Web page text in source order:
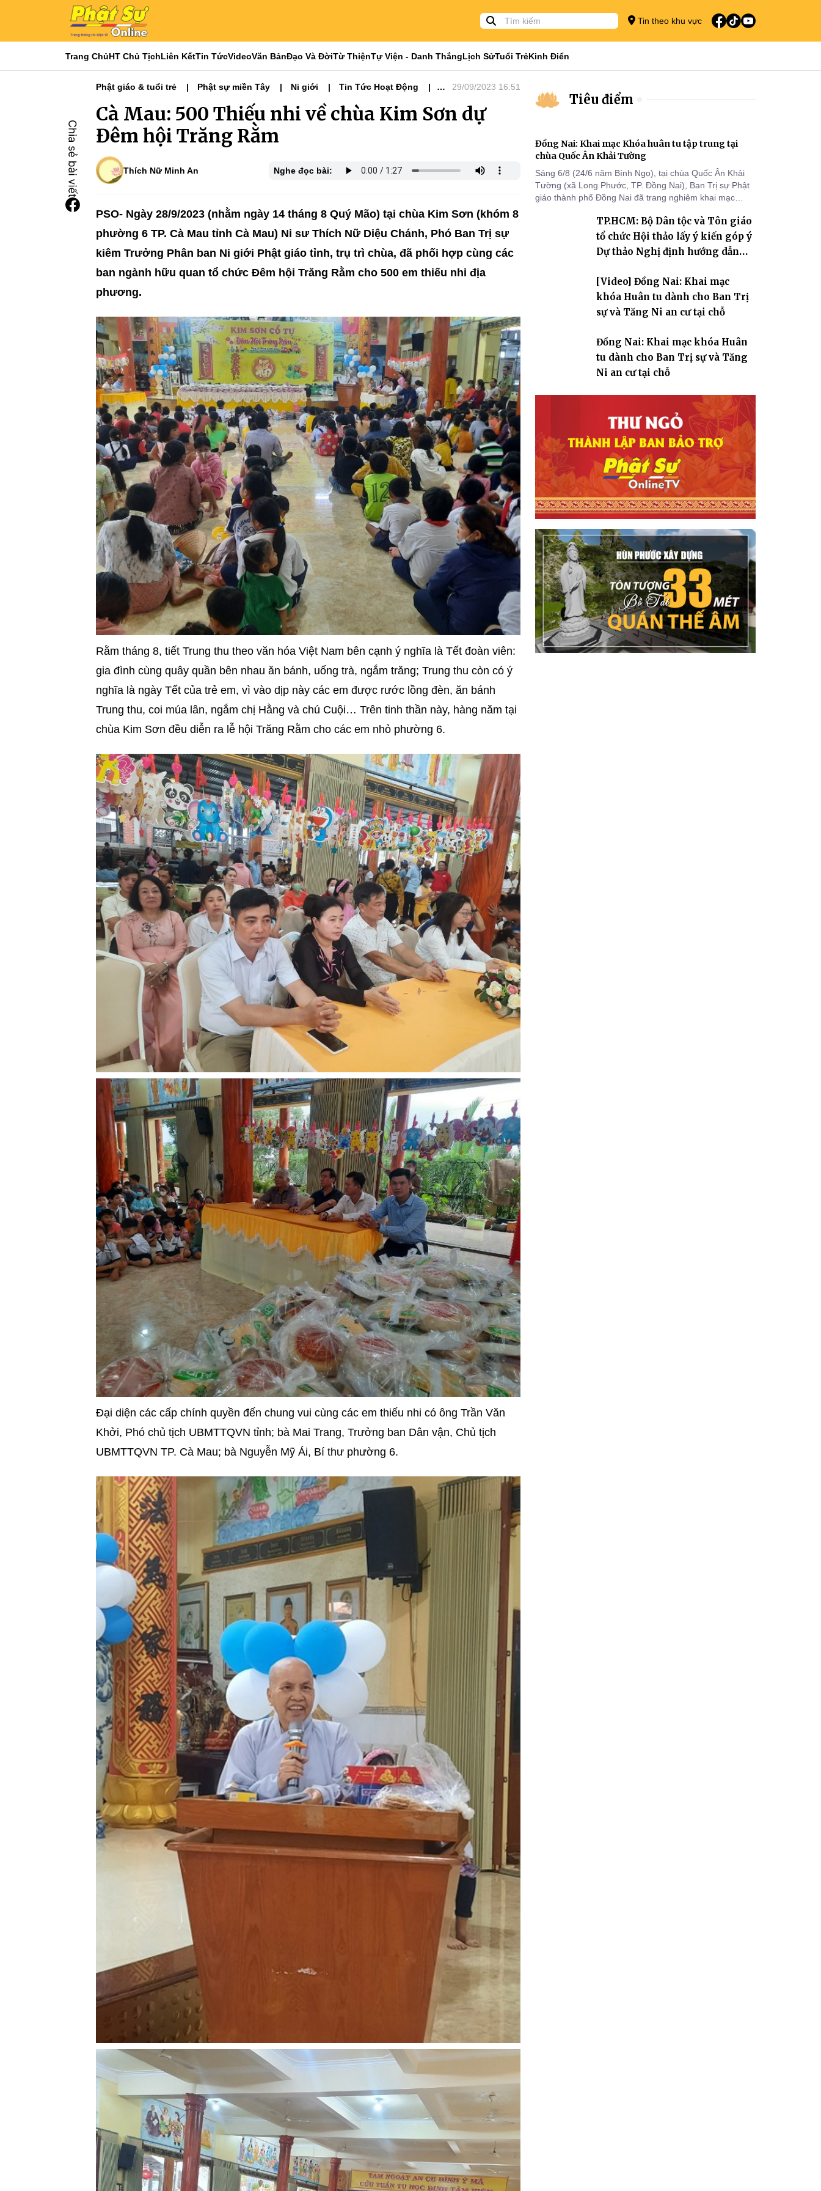
Tin theo khu vực
Trang ChủHT Chủ TịchLiên KếtTin TứcVideoVăn BảnĐạo Và ĐờiTừ ThiệnTự Viện - Danh ThắngLịch SửTuổi TrẻKinh Điển
Phật giáo & tuổi trẻ Phật sự miền Tây Ni giới
Tin Tức Hoạt Động
29/09/2023 16:51
Cà Mau: 500 Thiếu nhi về chùa Kim Sơn dự
Đêm hội Trăng Rằm
Thích Nữ Minh An Nghe đọc bài:
PSO- Ngày 28/9/2023 (nhằm ngày 14 tháng 8 Quý Mão) tại chùa Kim Sơn (khóm 8
phường 6 TP. Cà Mau tỉnh Cà Mau) Ni sư Thích Nữ Diệu Chánh, Phó Ban Trị sự
kiêm Trưởng Phân ban Ni giới Phật giáo tỉnh, trụ trì chùa, đã phối hợp cùng các
ban ngành hữu quan tổ chức Đêm hội Trăng Rằm cho 500 em thiếu nhi địa
phương.
Rằm tháng 8, tiết Trung thu theo văn hóa Việt Nam bên cạnh ý nghĩa là Tết đoàn viên:
gia đình cùng quây quần bên nhau ăn bánh, uống trà, ngắm trăng; Trung thu còn có ý
nghĩa là ngày Tết của trẻ em, vì vào dịp này các em được rước lồng đèn, ăn bánh
Trung thu, coi múa lân, ngắm chị Hằng và chú Cuội… Trên tinh thần này, hàng năm tại
chùa Kim Sơn đều diễn ra lễ hội Trăng Rằm cho các em nhỏ phường 6.
Đại diện các cấp chính quyền đến chung vui cùng các em thiếu nhi có ông Trần Văn
Khởi, Phó chủ tịch UBMTTQVN tỉnh; bà Mai Trang, Trưởng ban Dân vận, Chủ tịch
UBMTTQVN TP. Cà Mau; bà Nguyễn Mỹ Ái, Bí thư phường 6.
Tiêu điểm
Đồng Nai: Khai mạc Khóa huân tu tập trung tại
chùa Quốc Ân Khải Tường
Sáng 6/8 (24/6 năm Bính Ngọ), tại chùa Quốc Ân Khải
Tường (xã Long Phước, TP. Đồng Nai), Ban Trị sự Phật
giáo thành phố Đồng Nai đã trang nghiêm khai mạc
2570 dành cho chư Tăng hành giả an cư tại chỗ khu vực
VII, VIII và trường hạ chùa Quốc Ân Khải Tường.
TP.HCM: Bộ Dân tộc và Tôn giáo
tổ chức Hội thảo lấy ý kiến góp ý
Dự thảo Nghị định hướng dẫn
giáo
[Video] Đồng Nai: Khai mạc
khóa Huân tu dành cho Ban Trị
sự và Tăng Ni an cư tại chỗ
Đồng Nai: Khai mạc khóa Huân
tu dành cho Ban Trị sự và Tăng
Ni an cư tại chỗ